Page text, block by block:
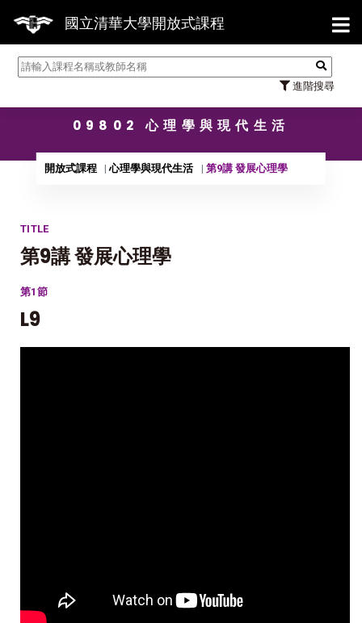
國立清華大學開放式課程
進階搜尋
【
09802 心理學與現代生活
開放式課程 心理學與現代生活 第9講 發展心理學
TITLE
第9講 發展心理學
第1節
L9